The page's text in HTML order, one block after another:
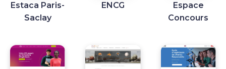
Estaca Paris-
Saclay
ENCG
Espace
Concours